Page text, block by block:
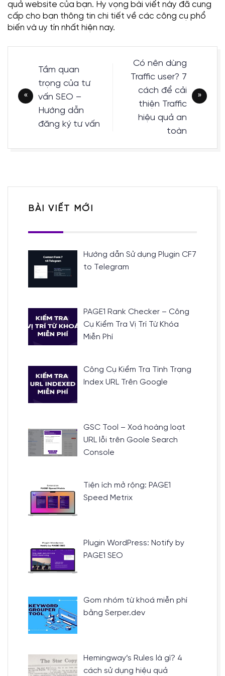
quả website của bạn. Hy vọng bài viết này đã cung
cấp cho bạn thông tin chi tiết về các công cụ phổ
biến và uy tín nhất hiện nay.
hướng
bài
viết
Tầm quan
trọng của tư
vấn SEO –
Hướng dẫn
đăng ký tư vấn
Có nên dùng
Traffic user? 7
cách để cải
thiện Traffic
hiệu quả an
toàn
BÀI VIẾT MỚI
Hướng dẫn Sử dụng Plugin CF7
to Telegram
PAGE1 Rank Checker – Công
Cụ Kiểm Tra Vị Trí Từ Khóa
Miễn Phí
Công Cụ Kiểm Tra Tình Trạng
Index URL Trên Google
GSC Tool – Xoá hoàng loạt
URL lỗi trên Goole Search
Console
Tiện ích mở rộng: PAGE1
Speed Metrix
Plugin WordPress: Notify by
PAGE1 SEO
Gom nhóm từ khoá miễn phí
bằng Serper.dev
Hemingway’s Rules là gì? 4
cách sử dụng hiệu quả